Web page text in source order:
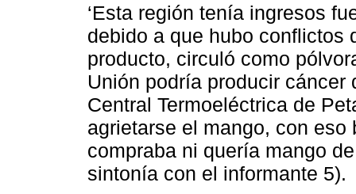
‘Esta región tenía ingresos
debido a que hubo conflictos
producto, circuló como
Unión podría producir
Central Termoeléctrica de
agrietarse el mango, con
compraba ni quería mango
sintonía con el informante 5).